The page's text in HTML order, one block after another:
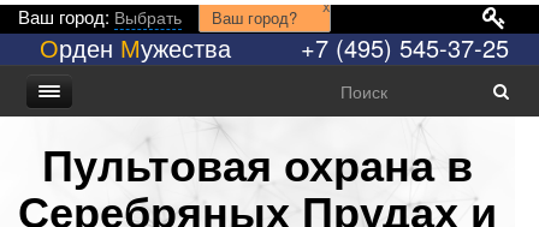
Ваш город: Выбрать Ваш город?
x
Орден Мужества +7 (495) 545-37-25
Пультовая охрана в
Серебряных Прудах и